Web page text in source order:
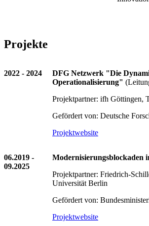
Projekte
2022 - 2024
DFG Netzwerk "Die
Operationalisierung"
Projektpartner: ifh Göttingen,
Gefördert von: Deutsche
Projektwebsite
06.2019 -
09.2025
Modernisierungsblockaden
Projektpartner: Friedrich-
Universität Berlin
Gefördert von:
Projektwebsite